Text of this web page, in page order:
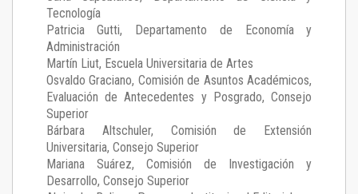
Tecnología
Patricia Gutti, Departamento de Economía y
Administración
Martín Liut, Escuela Universitaria de Artes
Osvaldo Graciano, Comisión de Asuntos Académicos,
Evaluación de Antecedentes y Posgrado, Consejo
Superior
Bárbara Altschuler, Comisión de Extensión
Universitaria, Consejo Superior
Mariana Suárez, Comisión de Investigación y
Desarrollo, Consejo Superior